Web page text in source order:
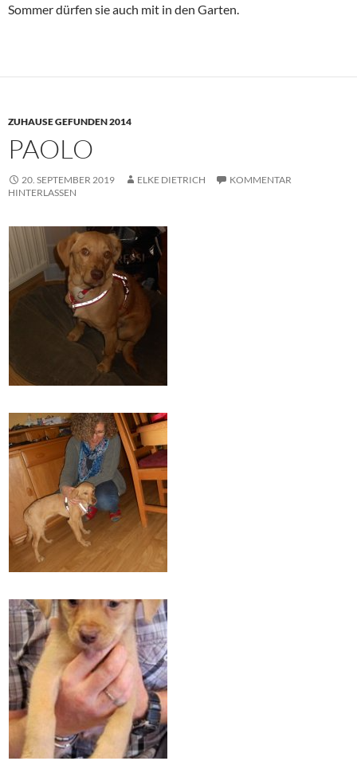
Sommer dürfen sie auch mit in den Garten.
ZUHAUSE GEFUNDEN 2014
PAOLO
20. SEPTEMBER 2019 ELKE DIETRICH
KOMMENTAR
HINTERLASSEN